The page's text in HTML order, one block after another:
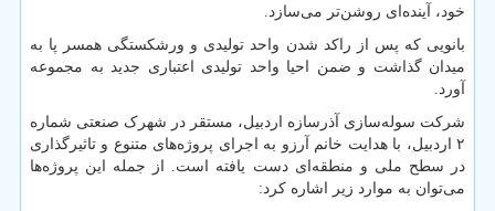
خود، آینده‌ای روشن‌تر می‌سازد.
بانویی که پس از راکد شدن واحد تولیدی و ورشکستگی همسر پا به
میدان گذاشت و ضمن احیا واحد تولیدی اعتباری جدید به مجموعه
آورد.
شرکت سوله‌سازی آذرسازه اردبیل، مستقر در شهرک صنعتی شماره
۲ اردبیل، با هدایت خانم آرزو به اجرای پروژه‌های متنوع و تاثیرگذاری
در سطح ملی و منطقه‌ای دست یافته است. از جمله این پروژه‌ها
می‌توان به موارد زیر اشاره کرد: